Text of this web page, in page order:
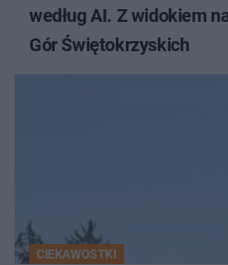
według AI. Z widokiem
Gór Świętokrzyskich
CIEKAWOSTKI